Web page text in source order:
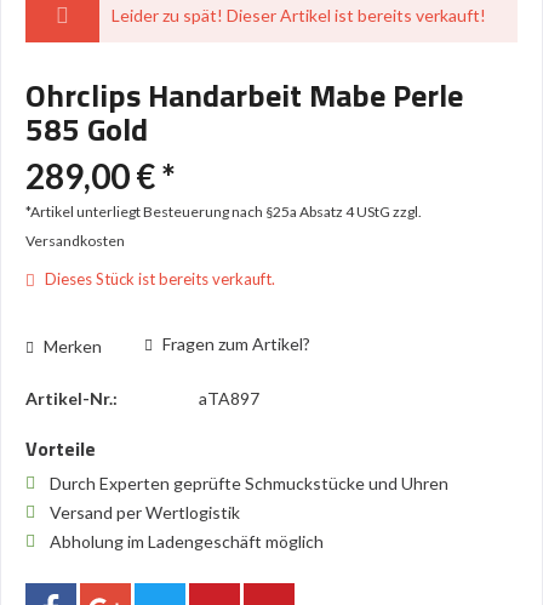
Leider zu spät! Dieser Artikel ist bereits verkauft!
Ohrclips Handarbeit Mabe Perle
585 Gold
289,00 € *
*Artikel unterliegt Besteuerung nach §25a Absatz 4 UStG zzgl.
Versandkosten
Dieses Stück ist bereits verkauft.
Merken Fragen zum Artikel?
Artikel-Nr.: aTA897
Vorteile
Durch Experten geprüfte Schmuckstücke und Uhren
Versand per Wertlogistik
Abholung im Ladengeschäft möglich